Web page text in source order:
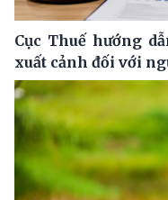
Cục Thuế hướng
xuất cảnh đối với